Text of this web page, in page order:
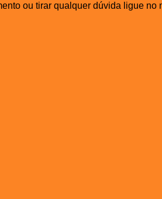
ou tirar qualquer dúvida ligue no